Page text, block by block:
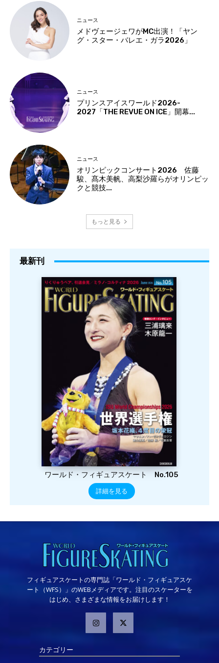
ニュース
メドヴェージェワがMC出演！「ヤン
グ・スター・バレエ・ガラ2026」
ニュース
プリンスアイスワールド2026-
2027「THE REVUE ON ICE」開幕...
ニュース
オリンピックコンサート2026 佐藤
駿、髙木美帆、高梨沙羅らがオリンピッ
クと競技...
もっと見る
最新刊
ワールド・フィギュアスケート No.105
詳細を見る
フィギュアスケートの専門誌「ワールド・フィギュアスケ
ート（WFS）」のWEBメディアです。注目のスケーターを
はじめ、さまざまな情報をお届けします！
カテゴリー